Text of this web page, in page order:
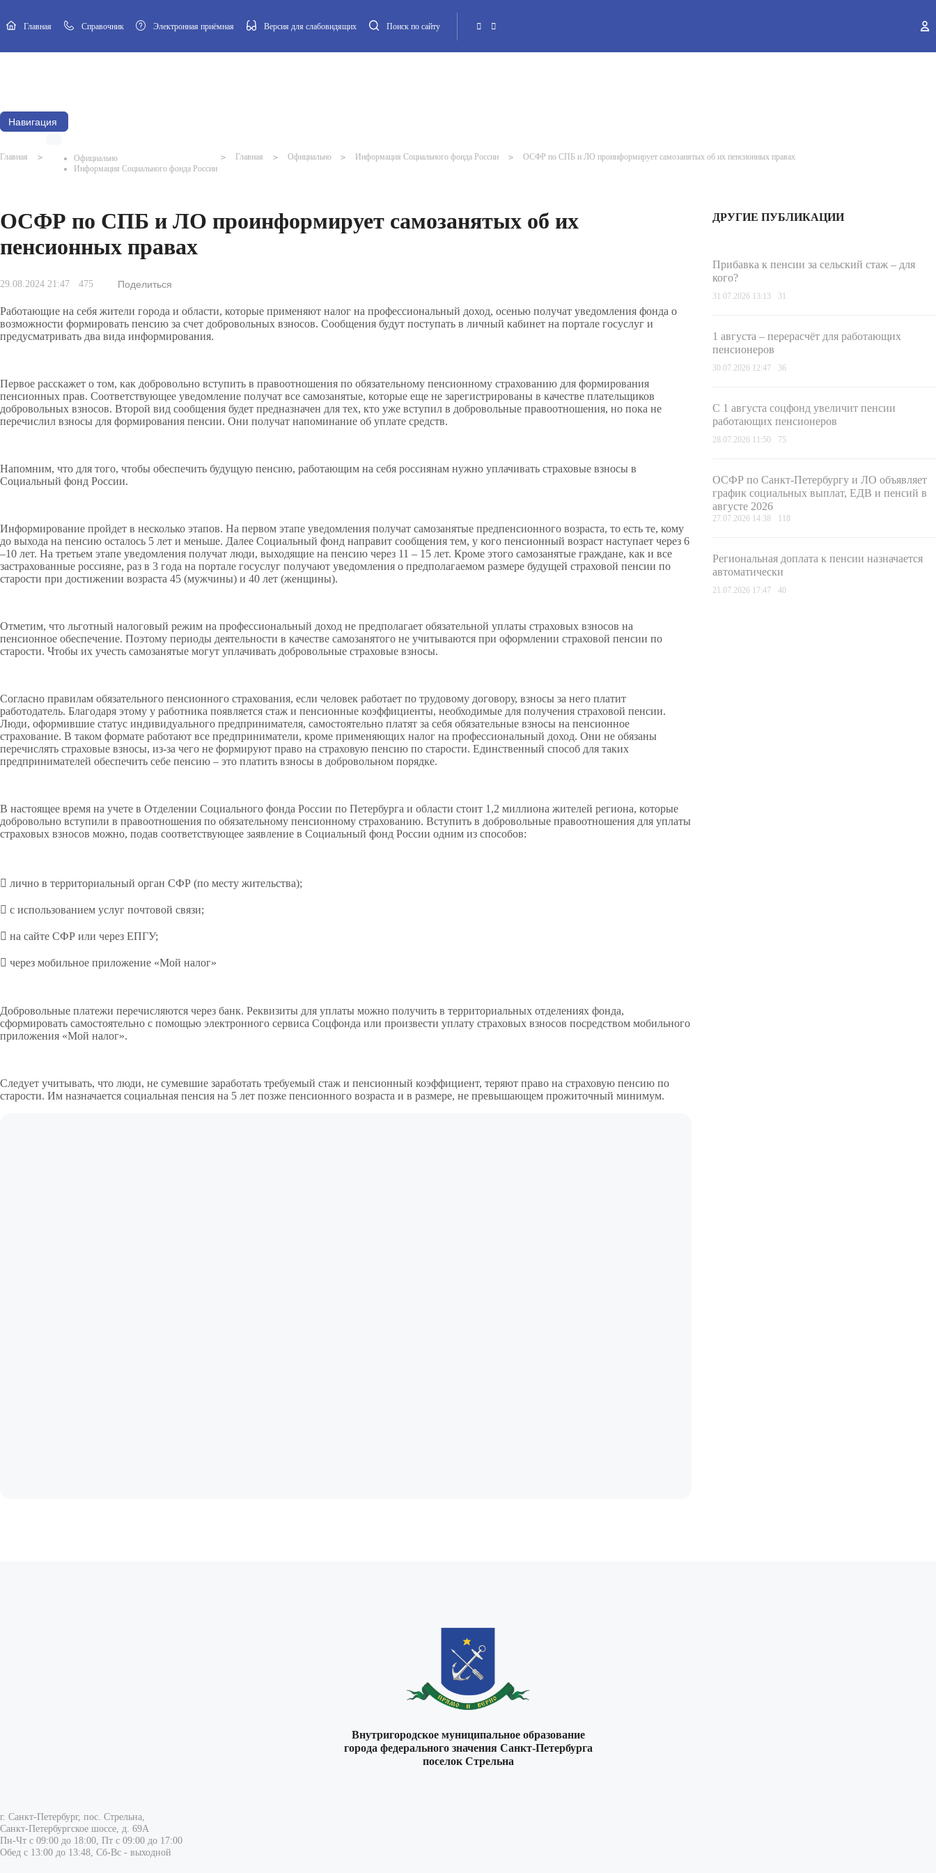
Главная Cправочник Электронная приёмная Версия для слабовидящих Поиск по сайту
Навигация
Главная >
Официально
Информация Социального фонда России
> Главная > Официально > Информация Социального фонда России > ОСФР по СПБ и ЛО проинформирует самозанятых об их пенсионных правах
ОСФР по СПБ и ЛО проинформирует самозанятых об их
пенсионных правах
29.08.2024 21:47 475 Поделиться
Работающие на себя жители города и области, которые применяют налог на профессиональный доход, осенью получат уведомления фонда о
возможности формировать пенсию за счет добровольных взносов. Сообщения будут поступать в личный кабинет на портале госуслуг и
предусматривать два вида информирования.
Первое расскажет о том, как добровольно вступить в правоотношения по обязательному пенсионному страхованию для формирования
пенсионных прав. Соответствующее уведомление получат все самозанятые, которые еще не зарегистрированы в качестве плательщиков
добровольных взносов. Второй вид сообщения будет предназначен для тех, кто уже вступил в добровольные правоотношения, но пока не
перечислил взносы для формирования пенсии. Они получат напоминание об уплате средств.
Напомним, что для того, чтобы обеспечить будущую пенсию, работающим на себя россиянам нужно уплачивать страховые взносы в
Социальный фонд России.
Информирование пройдет в несколько этапов. На первом этапе уведомления получат самозанятые предпенсионного возраста, то есть те, кому
до выхода на пенсию осталось 5 лет и меньше. Далее Социальный фонд направит сообщения тем, у кого пенсионный возраст наступает через 6
–10 лет. На третьем этапе уведомления получат люди, выходящие на пенсию через 11 – 15 лет. Кроме этого самозанятые граждане, как и все
застрахованные россияне, раз в 3 года на портале госуслуг получают уведомления о предполагаемом размере будущей страховой пенсии по
старости при достижении возраста 45 (мужчины) и 40 лет (женщины).
Отметим, что льготный налоговый режим на профессиональный доход не предполагает обязательной уплаты страховых взносов на
пенсионное обеспечение. Поэтому периоды деятельности в качестве самозанятого не учитываются при оформлении страховой пенсии по
старости. Чтобы их учесть самозанятые могут уплачивать добровольные страховые взносы.
Согласно правилам обязательного пенсионного страхования, если человек работает по трудовому договору, взносы за него платит
работодатель. Благодаря этому у работника появляется стаж и пенсионные коэффициенты, необходимые для получения страховой пенсии.
Люди, оформившие статус индивидуального предпринимателя, самостоятельно платят за себя обязательные взносы на пенсионное
страхование. В таком формате работают все предприниматели, кроме применяющих налог на профессиональный доход. Они не обязаны
перечислять страховые взносы, из-за чего не формируют право на страховую пенсию по старости. Единственный способ для таких
предпринимателей обеспечить себе пенсию – это платить взносы в добровольном порядке.
В настоящее время на учете в Отделении Социального фонда России по Петербурга и области стоит 1,2 миллиона жителей региона, которые
добровольно вступили в правоотношения по обязательному пенсионному страхованию. Вступить в добровольные правоотношения для уплаты
страховых взносов можно, подав соответствующее заявление в Социальный фонд России одним из способов:
 лично в территориальный орган СФР (по месту жительства);
 с использованием услуг почтовой связи;
 на сайте СФР или через ЕПГУ;
 через мобильное приложение «Мой налог»
Добровольные платежи перечисляются через банк. Реквизиты для уплаты можно получить в территориальных отделениях фонда,
сформировать самостоятельно с помощью электронного сервиса Соцфонда или произвести уплату страховых взносов посредством мобильного
приложения «Мой налог».
Следует учитывать, что люди, не сумевшие заработать требуемый стаж и пенсионный коэффициент, теряют право на страховую пенсию по
старости. Им назначается социальная пенсия на 5 лет позже пенсионного возраста и в размере, не превышающем прожиточный минимум.
ДРУГИЕ ПУБЛИКАЦИИ
Прибавка к пенсии за сельский стаж – для
кого?
31.07.2026 13:13 31
1 августа – перерасчёт для работающих
пенсионеров
30.07.2026 12:47 36
С 1 августа соцфонд увеличит пенсии
работающих пенсионеров
28.07.2026 11:50 75
ОСФР по Санкт-Петербургу и ЛО объявляет
график социальных выплат, ЕДВ и пенсий в
августе 2026
27.07.2026 14:38 118
Региональная доплата к пенсии назначается
автоматически
21.07.2026 17:47 40
Внутригородское муниципальное образование
города федерального значения Санкт-Петербурга
поселок Стрельна
г. Санкт-Петербург, пос. Стрельна,
Санкт-Петербургское шоссе, д. 69А
Пн-Чт с 09:00 до 18:00, Пт с 09:00 до 17:00
Обед с 13:00 до 13:48, Сб-Вс - выходной